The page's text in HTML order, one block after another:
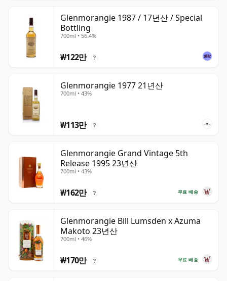
Glenmorangie 1987 / 17년산 / Special
Bottling
700ml • 56.4%
₩122만 ?
Glenmorangie 1977 21년산
700ml • 43%
₩113만 ?
Glenmorangie Grand Vintage 5th
Release 1995 23년산
700ml • 43%
무료 배송
₩162만 ?
Glenmorangie Bill Lumsden x Azuma
Makoto 23년산
700ml • 46%
무료 배송
₩170만 ?